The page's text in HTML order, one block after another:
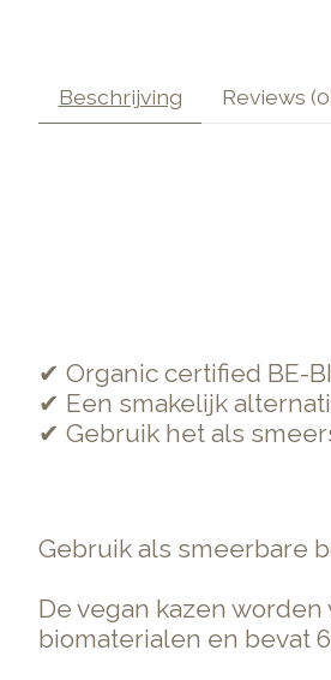
Beschrijving Reviews
✔ Organic certified BE-
✔ Een smakelijk
✔ Gebruik het als
Gebruik als smeerbare
De vegan kazen
biomaterialen en bevat